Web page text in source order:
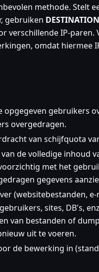
methode. Stelt
gebruiken
verschillende IP-
omdat hiermee
opgegeven gebruikers
overgedragen.
van schijfquota
de volledige inhoud
met het
gegevens
(websitebestanden,
sites, DB's,
van bestanden of
uit te voeren.
de bewerking in